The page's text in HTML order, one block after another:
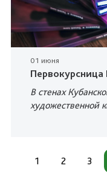
01 июня
Первокурсница
В стенах
художественной
1 2 3